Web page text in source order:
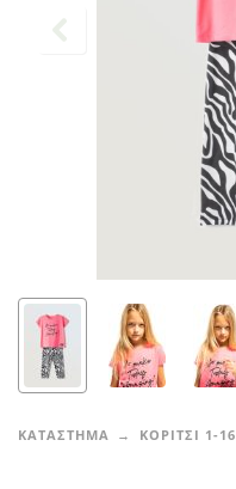
ΚΑΤΑΣΤΗΜΑ ΚΟΡΙΤΣΙ 1-16